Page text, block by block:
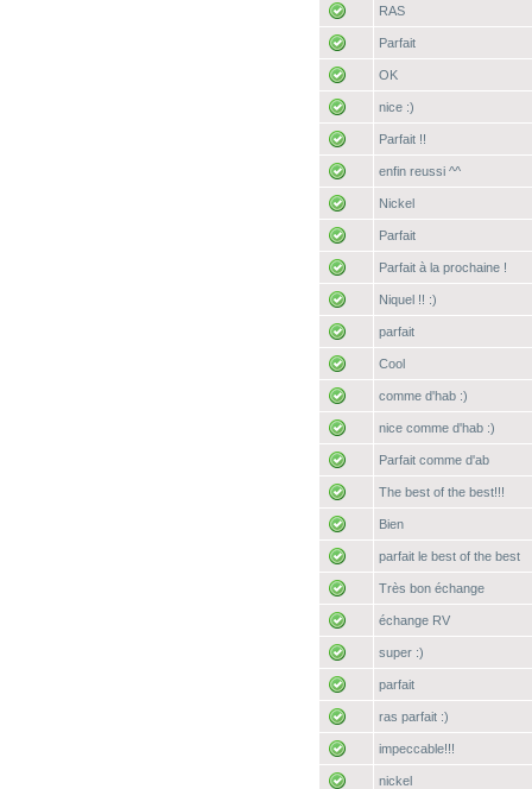
RAS
Parfait
OK
nice :)
Parfait !!
enfin reussi ^^
Nickel
Parfait
Parfait à la prochaine !
Niquel !! :)
parfait
Cool
comme d'hab :)
nice comme d'hab :)
Parfait comme d'ab
The best of the best!!!
Bien
parfait le best of the best
Très bon échange
échange RV
super :)
parfait
ras parfait :)
impeccable!!!
nickel